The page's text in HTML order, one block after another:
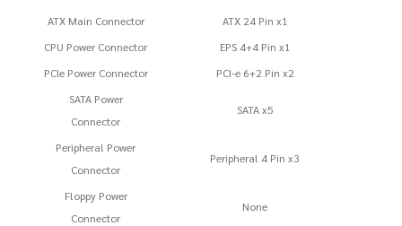
ATX Main Connector
ATX 24 Pin x1
CPU Power Connector
EPS 4+4 Pin x1
PCIe Power Connector
PCI-e 6+2 Pin x2
SATA Power
Connector
SATA x5
Peripheral Power
Connector
Peripheral 4 Pin x3
Floppy Power
Connector
None